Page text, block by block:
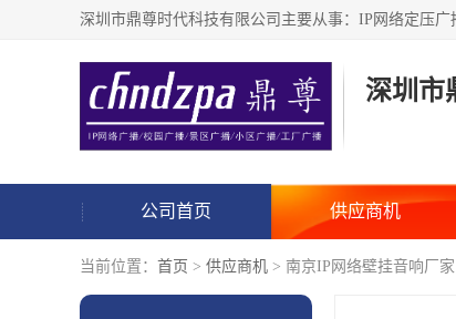
深圳市
公司首页 供应商机
当前位置： 首页 > 供应商机 > 南京IP网络壁挂音响厂